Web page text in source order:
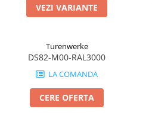
VEZI VARIANTE
Turenwerke
DS82-M00-RAL3000
LA COMANDA
CERE OFERTA